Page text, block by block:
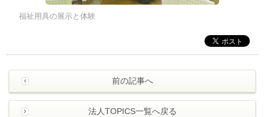
福祉用具の展示と体験
前の記事へ
法人TOPICS一覧へ戻る